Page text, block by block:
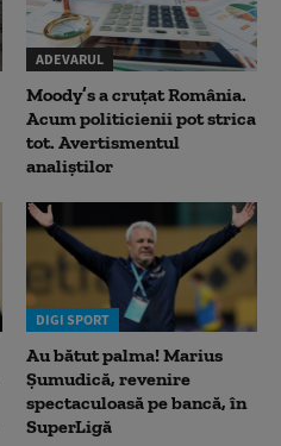
ADEVARUL
Moody’s a cruțat România.
Acum politicienii pot strica
tot. Avertismentul
analiștilor
DIGI SPORT
Au bătut palma! Marius
Șumudică, revenire
spectaculoasă pe bancă, în
SuperLigă